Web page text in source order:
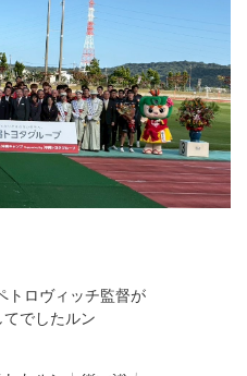
トロヴィッチ監督が
でしたルン